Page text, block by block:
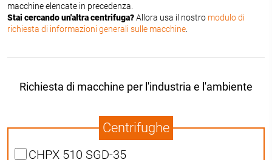
macchine elencate in precedenza.
Stai cercando un'altra centrifuga?Allora usa il nostro modulo di
richiesta di informazioni generali sulle macchine
Richiesta di macchine per l'industria e l'ambiente
Centrifughe
CHPX 510 SGD-35